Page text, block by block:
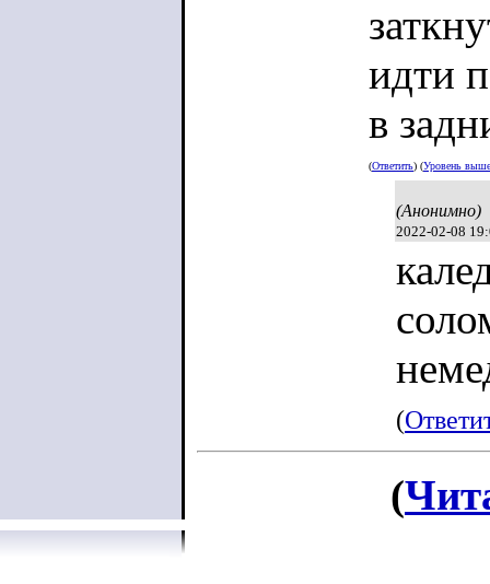
идти
в
(Ответить) (Уровень выше
(Анонимно)
2022-02-08
(
(